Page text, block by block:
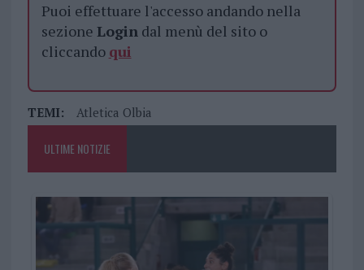
Puoi effettuare l'accesso andando nella
sezione Logindal menù del sito o
cliccando qui
TEMI: Atletica Olbia
ULTIME NOTIZIE